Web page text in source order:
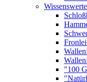
"100